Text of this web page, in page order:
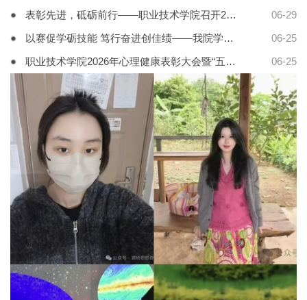
表彰先进，砥砺前行——职业技术学院召开2025-2026学年学生工作先进表彰大会
06-29
以赛促学砺技能 笃行奋进创佳绩——我院学子在第十七届蓝桥杯省赛获奖
06-25
职业技术学院2026年心理健康表彰大会暨“五老讲堂”心理专题座谈交流会圆满举办
06-25